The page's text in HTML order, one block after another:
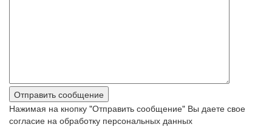
Нажимая на кнопку "Отправить сообщение" Вы даете свое
согласие на обработку персональных данных